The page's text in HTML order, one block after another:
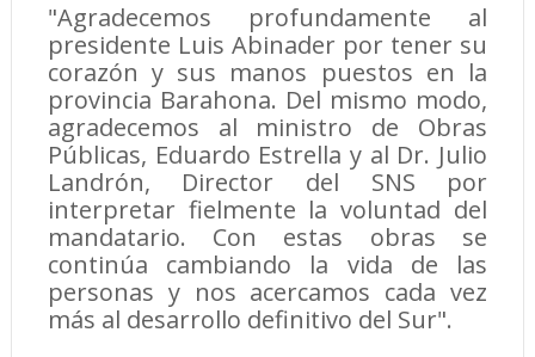
"Agradecemos profundamente al
presidente Luis Abinader por tener su
corazón y sus manos puestos en la
provincia Barahona. Del mismo modo,
agradecemos al ministro de Obras
Públicas, Eduardo Estrella y al Dr. Julio
Landrón, Director del SNS por
interpretar fielmente la voluntad del
mandatario. Con estas obras se
continúa cambiando la vida de las
personas y nos acercamos cada vez
más al desarrollo definitivo del Sur".